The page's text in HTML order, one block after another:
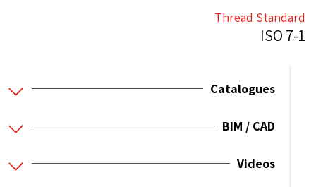
Thread Standard
ISO 7-1
Catalogues
BIM / CAD
Videos